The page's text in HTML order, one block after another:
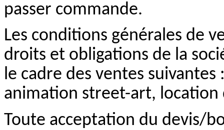
passer commande.
Les conditions générales de
droits et obligations de la
le cadre des ventes
animation street-art, location
Toute acceptation du devis/